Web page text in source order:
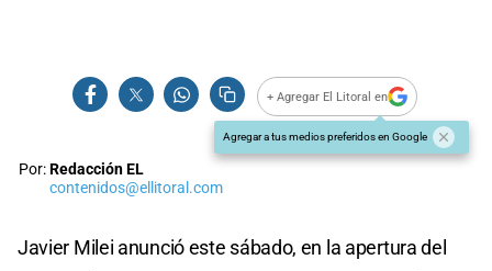
+ Agregar El Litoral en
Agregar a tus medios preferidos en Google
Por:Redacción EL
contenidos@ellitoral.com
Javier Milei anunció este sábado, en la apertura del